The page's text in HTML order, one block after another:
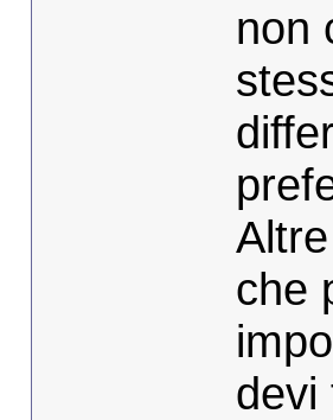
non
che
devi